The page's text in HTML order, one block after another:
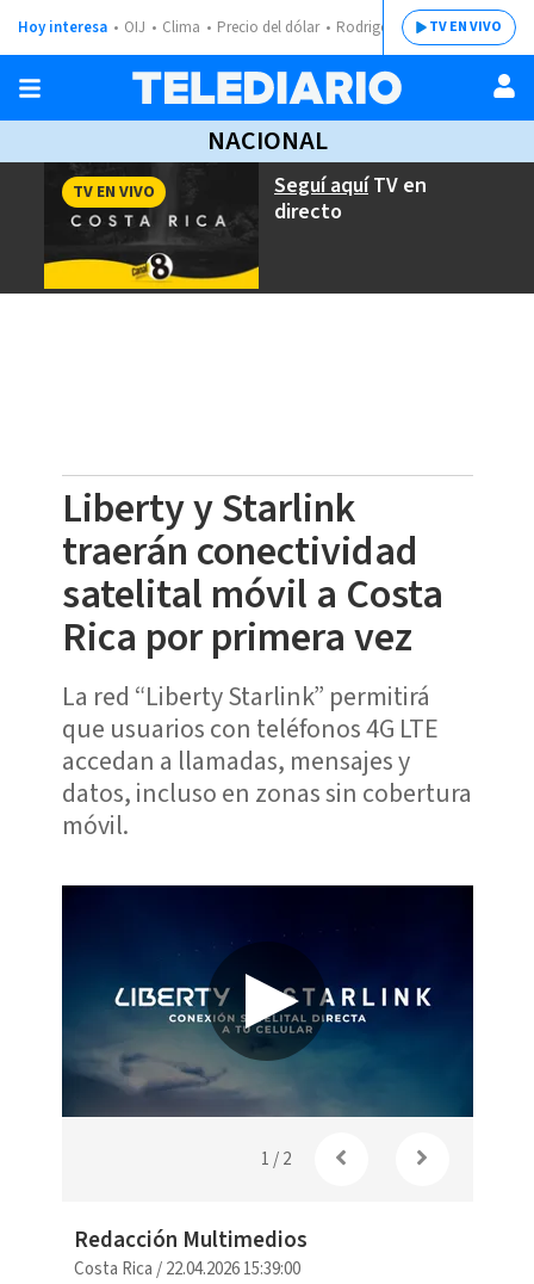
Hoy interesa OIJ Clima Precio del dólar Rodrigo ChavesTV EN VIVO
NACIONAL
Seguí aquíTV en
directo
TV EN VIVO
Liberty y Starlink
traerán conectividad
satelital móvil a Costa
Rica por primera vez
La red “Liberty Starlink” permitirá
que usuarios con teléfonos 4G LTE
accedan a llamadas, mensajes y
datos, incluso en zonas sin cobertura
móvil.
1 /2
Redacción Multimedios
Costa Rica /22.04.2026 15:39:00